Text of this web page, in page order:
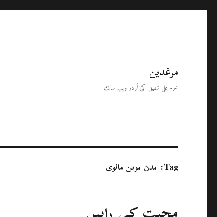
مرغدین
خرم علی شفیق کی اُردو ویب سائٹ
Tag: مدن موہن مالوی